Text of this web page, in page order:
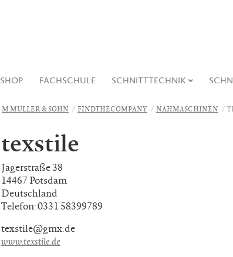
SHOP FACHSCHULE SCHNITTTECHNIK
M.MÜLLER & SOHN FINDTHECOMPANY NÄHMASCHINEN
texstile
Jägerstraße 38
14467 Potsdam
Deutschland
Telefon: 0331 58399789
texstile@gmx.de
www.texstile.de